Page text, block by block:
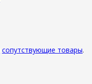
сопутствующие товары.